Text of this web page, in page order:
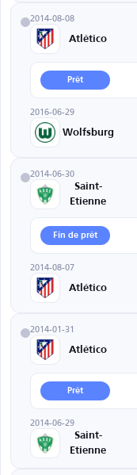
2014-08-08
Atlético
Prêt
2016-06-29
Wolfsburg
2014-06-30
Saint-
Etienne
Fin de prêt
2014-08-07
Atlético
2014-01-31
Atlético
Prêt
2014-06-29
Saint-
Etienne